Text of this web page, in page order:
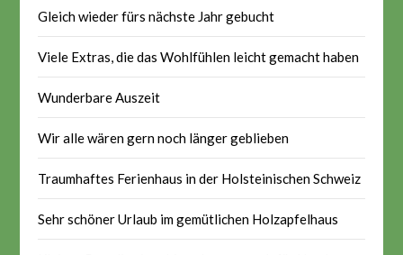
Gleich wieder fürs nächste Jahr gebucht
Viele Extras, die das Wohlfühlen leicht gemacht haben
Wunderbare Auszeit
Wir alle wären gern noch länger geblieben
Traumhaftes Ferienhaus in der Holsteinischen Schweiz
Sehr schöner Urlaub im gemütlichen Holzapfelhaus